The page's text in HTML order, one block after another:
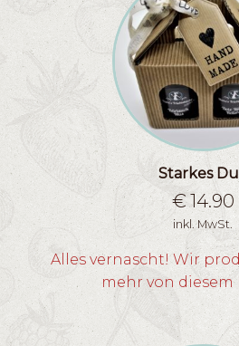
Starkes
€14.90
inkl. MwSt.
Alles vernascht! Wir
mehr von